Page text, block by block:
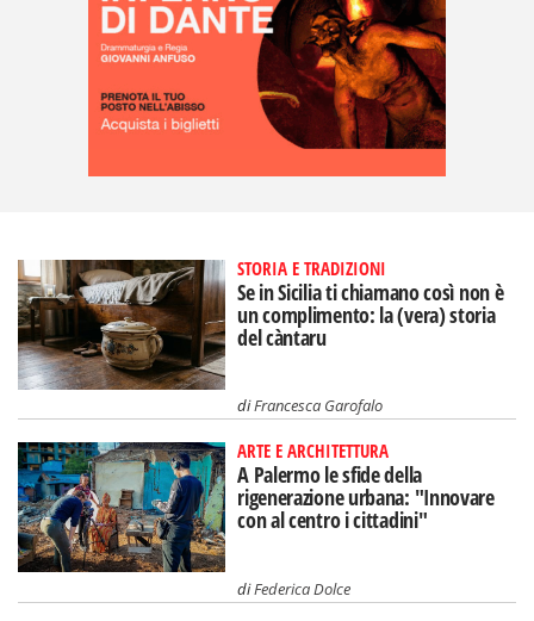
STORIA E TRADIZIONI
Se in Sicilia ti chiamano così non è
un complimento: la (vera) storia
del càntaru
diFrancesca Garofalo
ARTE E ARCHITETTURA
A Palermo le sfide della
rigenerazione urbana: "Innovare
con al centro i cittadini"
diFederica Dolce